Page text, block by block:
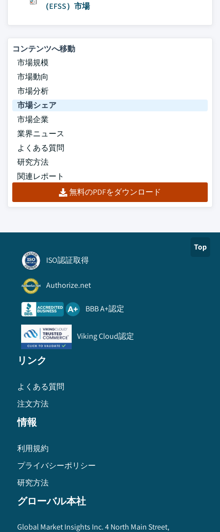
（EFSS）市場
コンテンツへ移動
市場規模
市場動向
市場分析
市場シェア
市場企業
業界ニュース
よくある質問
研究方法
関連レポート
無料のPDFをダウンロード
Top
ISO認証取得
Authorize.net
BBB A+認定
Viking Cloud認定
リンク
よくある質問
注文方法
情報
利用規約
プライバシーポリシー
研究方法
グローバル本社
Global Market Insights Inc. 4 North Main Street,